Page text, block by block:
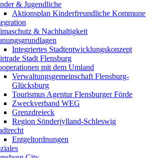
& Jugendliche
Aktionsplan Kinderfreundliche Kommune
& Nachhaltigkeit
Integriertes Stadtentwicklungskonzept
Stadt Flensburg
mit dem Umland
Verwaltungsgemeinschaft Flensburg-
Glücksburg
Tourismus Agentur Flensburger Förde
Zweckverband WEG
Grenzdreieck
Region Sönderjylland-Schleswig
Entgeltordnungen